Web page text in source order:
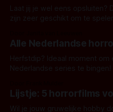
Laat jij je wel eens opsluiten?
zijn zeer geschikt om te
Alle Nederlandse
Herfstdip? Ideaal moment
Nederlandse series te bingen! Bij nederhorror denk je al
Amsterdamned of The
is niet beperkt tot films. Hier
Lijstje: 5 horrorfilms
Wil je jouw gruwelijke hobby